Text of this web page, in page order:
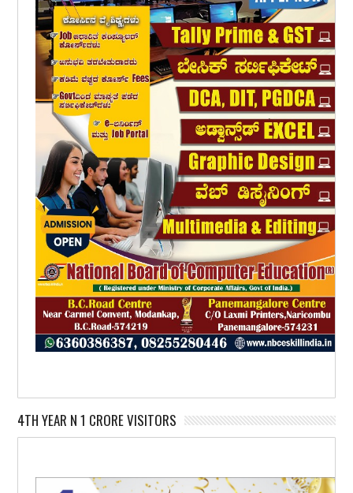
4TH YEAR N 1 CRORE VISITORS